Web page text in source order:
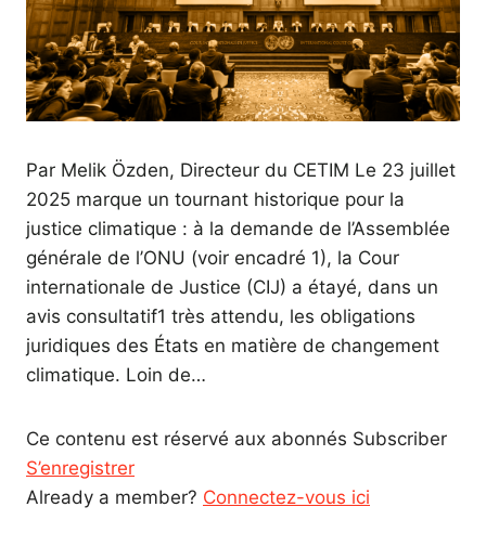
Par Melik Özden, Directeur du CETIM Le 23 juillet
2025 marque un tournant historique pour la
justice climatique : à la demande de l’Assemblée
générale de l’ONU (voir encadré 1), la Cour
internationale de Justice (CIJ) a étayé, dans un
avis consultatif1 très attendu, les obligations
juridiques des États en matière de changement
climatique. Loin de…
Ce contenu est réservé aux abonnés Subscriber
S’enregistrer
Already a member? Connectez-vous ici